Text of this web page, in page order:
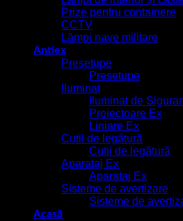
Prize pentru containere
CCTV
Lămpi nave militare
Antiex
Presetupe
Presetupe
Iluminat
Iluminat de
Proiectoare Ex
Liniare Ex
Cutii de legătură
Cutii de legătură
Aparataj Ex
Aparataj Ex
Sisteme de avertizare
Sisteme de
Acasă